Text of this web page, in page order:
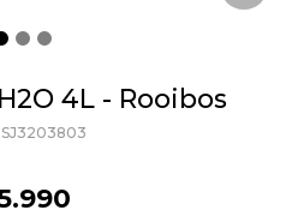
4L - Rooibos